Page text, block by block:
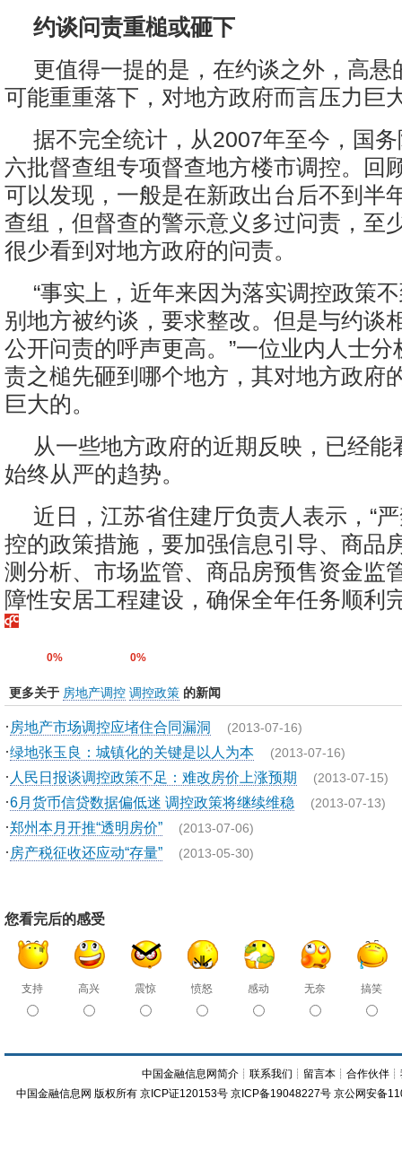
约谈问责重槌或砸下
更值得一提的是，在约谈之外，高悬
可能重重落下，对地方政府而言压力巨
据不完全统计，从2007年至今，国
六批督查组专项督查地方楼市调控。回
可以发现，一般是在新政出台后不到半
查组，但督查的警示意义多过问责，至
很少看到对地方政府的问责。
“事实上，近年来因为落实调控政策
别地方被约谈，要求整改。但是与约谈
公开问责的呼声更高。”一位业内人士
责之槌先砸到哪个地方，其对地方政府
巨大的。
从一些地方政府的近期反映，已经能
始终从严的趋势。
近日，江苏省住建厅负责人表示，“
控的政策措施，要加强信息引导、商品
测分析、市场监管、商品房预售资金监
障性安居工程建设，确保全年任务顺利
0% 0%
更多关于 房地产调控 调控政策 的新闻
· 房地产市场调控应堵住合同漏洞 (2013-07-16)
·绿地张玉良：城镇化的关键是以人为本 (2013-07-16)
· 人民日报谈调控政策不足：难改房价上涨预期 (2013-07-15)
·6月货币信贷数据偏低迷 调控政策将继续维稳 (2013-07-13)
·郑州本月开推“透明房价” (2013-07-06)
· 房产税征收还应动“存量” (2013-05-30)
您看完后的感受
支持 高兴 震惊 愤怒 感动 无奈 搞笑
中国金融信息网简介 ┊联系我们 ┊ 留言本 ┊合作伙伴 ┊
中国金融信息网 版权所有 京ICP证120153号 京ICP备19048227号 京公网安备